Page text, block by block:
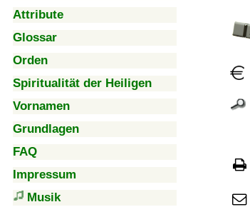
Attribute
Glossar
Orden
Spiritualität der Heiligen
Vornamen
Grundlagen
FAQ
Impressum
Musik